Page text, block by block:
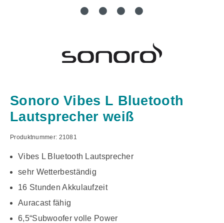
Sonoro Vibes L Bluetooth
Lautsprecher weiß
Produktnummer: 21081
Vibes L Bluetooth Lautsprecher
sehr Wetterbeständig
16 Stunden Akkulaufzeit
Auracast fähig
6,5“Subwoofer volle Power